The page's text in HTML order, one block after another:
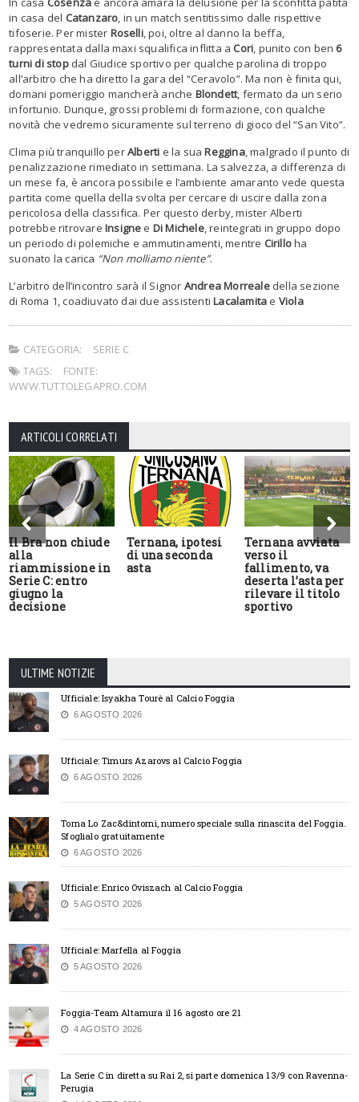
in casa del Catanzaro, in un match sentitissimo dalle rispettive
tifoserie. Per mister Roselli, poi, oltre al danno la beffa,
rappresentata dalla maxi squalifica inflitta a Cori, punito con ben 6
turni di stopdal Giudice sportivo per qualche parolina di troppo
all’arbitro che ha diretto la gara del “Ceravolo”. Ma non è finita qui,
domani pomeriggio mancherà anche Blondett, fermato da un serio
infortunio. Dunque, grossi problemi di formazione, con qualche
novità che vedremo sicuramente sul terreno di gioco del “San Vito”.
Clima più tranquillo perAlberti e la sua Reggina, malgrado il punto di
penalizzazione rimediato in settimana. La salvezza, a differenza di
un mese fa, è ancora possibile e l’ambiente amaranto vede questa
partita come quella della svolta per cercare di uscire dalla zona
pericolosa della classifica. Per questo derby, mister Alberti
potrebbe ritrovare Insigne e Di Michele, reintegrati in gruppo dopo
un periodo di polemiche e ammutinamenti, mentre Cirilloha
suonato la carica “Non molliamo niente”.
L’arbitro dell’incontro sarà il Signor Andrea Morrealedella sezione
di Roma 1, coadiuvato dai due assistentiLacalamita e Viola
CATEGORIA:
SERIE C
TAGS:
FONTE:
WWW.TUTTOLEGAPRO.COM
ARTICOLI CORRELATI
Il Bra non chiude
alla
riammissione in
Serie C: entro
giugno la
decisione
Ternana, ipotesi
di una seconda
asta
Ternana avviata
verso il
fallimento, va
deserta l’asta per
rilevare il titolo
sportivo
ULTIME NOTIZIE
Ufficiale: Isyakha Tourè al Calcio Foggia
6 AGOSTO 2026
Ufficiale: Timurs Azarovs al Calcio Foggia
6 AGOSTO 2026
Torna Lo Zac&dintorni, numero speciale sulla rinascita del Foggia.
Sfoglialo gratuitamente
6 AGOSTO 2026
Ufficiale: Enrico Oviszach al Calcio Foggia
5 AGOSTO 2026
Ufficiale: Marfella al Foggia
5 AGOSTO 2026
Foggia-Team Altamura il 16 agosto ore 21
4 AGOSTO 2026
La Serie C in diretta su Rai 2, si parte domenica 13/9 con Ravenna-
Perugia